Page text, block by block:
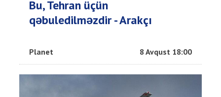
Bu, Tehran üçün
qəbuledilməzdir - Arakçı
Planet 8 Avqust 18:00